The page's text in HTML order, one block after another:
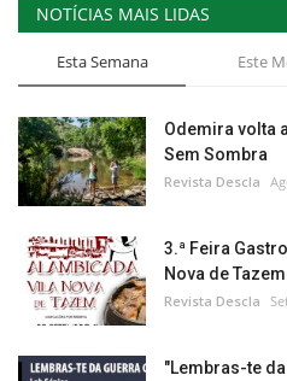
NOTÍCIAS MAIS LIDAS
Esta Semana Este
Odemira volta
Sem Sombra
Revista Descla
3.ª Feira
Nova de Tazem
Revista Descla
"Lembras-te